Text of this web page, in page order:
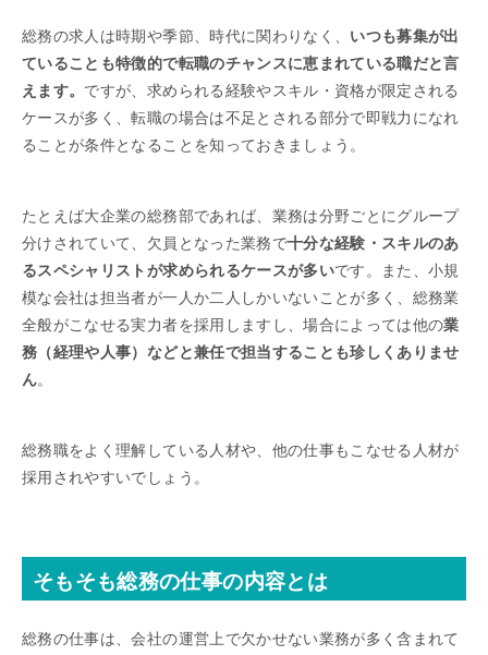
総務の求人は時期や季節、時代に関わりなく、 いつも募集が出
ていることも特徴的で転職のチャンスに恵まれている職だと言
えます。 ですが、求められる経験やスキル・資格が限定される
ケースが多く、転職の場合は不足とされる部分で即戦力になれ
ることが条件となることを知っておきましょう。
たとえば大企業の総務部であれば、業務は分野ごとにグループ
分けされていて、欠員となった業務で十分な経験・スキルのあ
るスペシャリストが求められるケースが多いです。また、小規
模な会社は担当者が一人か二人しかいないことが多く、総務業
全般がこなせる実力者を採用しますし、場合によっては他の業
務（経理や人事）などと兼任で担当することも珍しくありませ
ん。
総務職をよく理解している人材や、他の仕事もこなせる人材が
採用されやすいでしょう。
そもそも総務の仕事の内容とは
総務の仕事は、会社の運営上で欠かせない業務が多く含まれて